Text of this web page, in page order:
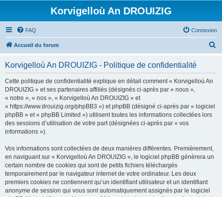
Korvigelloù An DROUIZIG
FAQ Connexion
Accueil du forum
Korvigelloù An DROUIZIG - Politique de confidentialité
Cette politique de confidentialité explique en détail comment « Korvigelloù An
DROUIZIG » et ses partenaires affiliés (désignés ci-après par « nous »,
« notre », « nos », « Korvigelloù An DROUIZIG » et
« https://www.drouizig.org/phpBB3 ») et phpBB (désigné ci-après par « logiciel
phpBB » et « phpBB Limited ») utilisent toutes les informations collectées lors
des sessions d’utilisation de votre part (désignées ci-après par « vos
informations »).
Vos informations sont collectées de deux manières différentes. Premièrement,
en naviguant sur « Korvigelloù An DROUIZIG », le logiciel phpBB génèrera un
certain nombre de cookies qui sont de petits fichiers téléchargés
temporairement par le navigateur internet de votre ordinateur. Les deux
premiers cookies ne contiennent qu’un identifiant utilisateur et un identifiant
anonyme de session qui vous sont automatiquement assignés par le logiciel